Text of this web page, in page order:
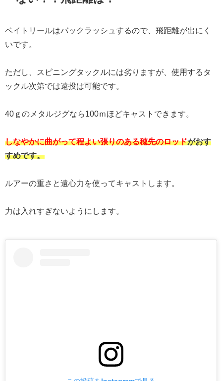
ベイトリールはバックラッシュするので、飛距離が出にく
いです。
ただし、スピニングタックルには劣りますが、使用するタ
ックル次第では遠投は可能です。
40ｇのメタルジグなら100ｍほどキャストできます。
しなやかに曲がって程よい張りのある穂先のロッドがおす
すめです。
ルアーの重さと遠心力を使ってキャストします。
力は入れすぎないようにします。